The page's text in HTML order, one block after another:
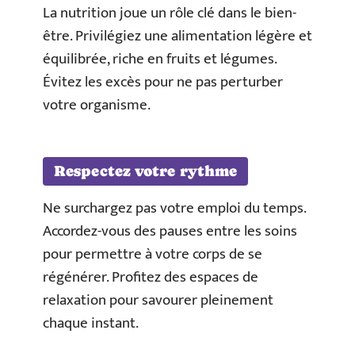
La nutrition joue un rôle clé dans le bien-
être. Privilégiez une alimentation légère et
équilibrée, riche en fruits et légumes.
Évitez les excès pour ne pas perturber
votre organisme.
Respectez votre rythme
Ne surchargez pas votre emploi du temps.
Accordez-vous des pauses entre les soins
pour permettre à votre corps de se
régénérer. Profitez des espaces de
relaxation pour savourer pleinement
chaque instant.